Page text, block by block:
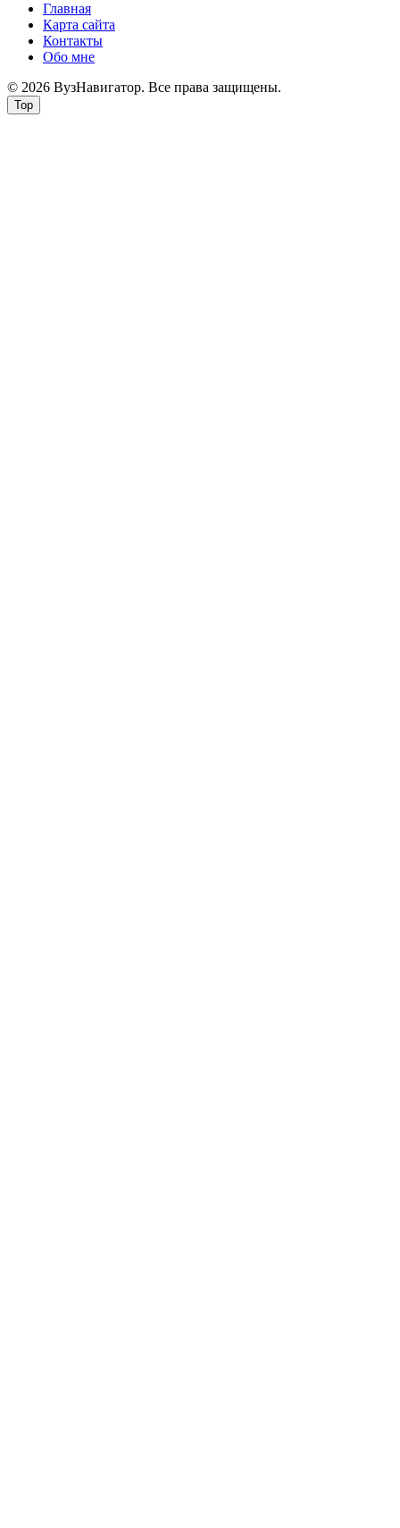
Главная
Карта сайта
Контакты
Обо мне
© 2026 ВузНавигатор. Все права защищены.
Top